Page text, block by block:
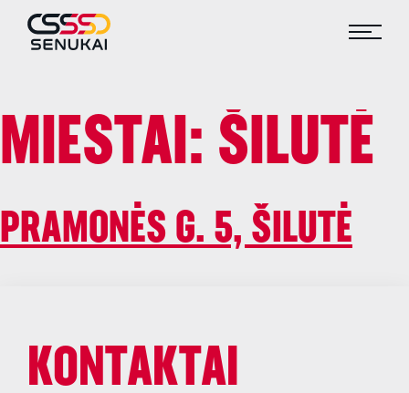
MIESTAI: ŠILUTĖ
PRAMONĖS G. 5, ŠILUTĖ
KONTAKTAI